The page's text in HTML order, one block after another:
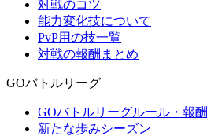
対戦のコツ
能力変化技について
PvP用の技一覧
対戦の報酬まとめ
GOバトルリーグ
GOバトルリーグルール・報酬
新たな歩みシーズン